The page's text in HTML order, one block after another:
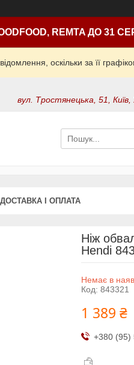
REMTA ДО 31
оскільки за її
вул. Тростянецька, 51, Київ,
ДОСТАВКА І ОПЛАТА
Ніж
Hendi
Немає в
Код: 843321
1 389 ₴
+380 (95)